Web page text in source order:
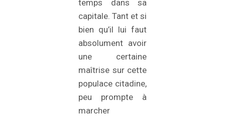
temps dans sa
capitale. Tant et si
bien qu’il lui faut
absolument avoir
une certaine
maîtrise sur cette
populace citadine,
peu prompte à
marcher